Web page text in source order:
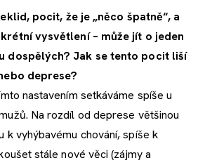
pocit, že je „něco špatně“, a
vysvětlení – může jít o jeden
dospělých? Jak se tento pocit liší
deprese?
nastavením setkáváme spíše u
Na rozdíl od deprese většinou
k vyhýbavému chování, spíše k
stále nové věci (zájmy a